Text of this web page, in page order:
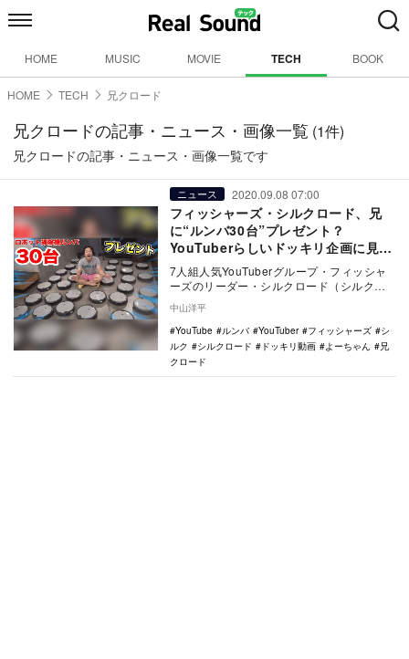
HOME MUSIC MOVIE TECH BOOK
HOME TECH 兄クロード
兄クロードの記事・ニュース・画像一覧 (1件)
兄クロードの記事・ニュース・画像一覧です
ニュース 2020.09.08 07:00
フィッシャーズ・シルクロード、兄
に“ルンバ30台”プレゼント？
YouTuberらしいドッキリ企画に見た
兄弟の絆
7人組人気YouTuberグループ・フィッシャ
ーズのリーダー・シルクロード（シルク）
が9月6日、YouTubeチャンネルにて、“…
中山洋平
YouTube
ルンバ YouTuber フィッシャーズ
シ
ルク
シルクロード ドッキリ動画 よーちゃん
兄
クロード